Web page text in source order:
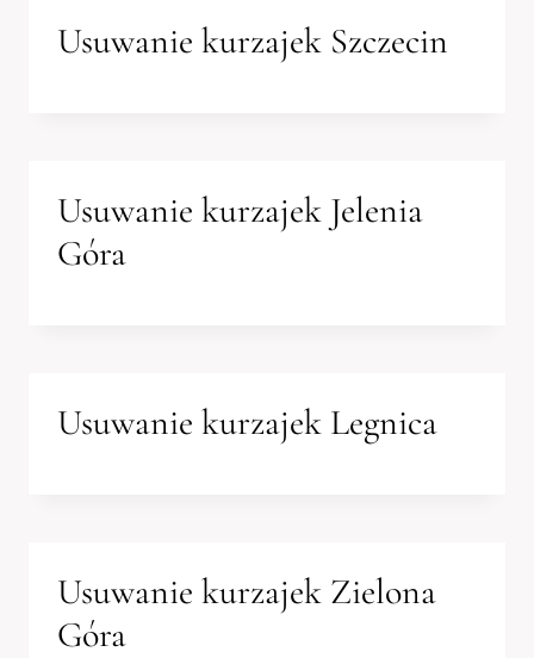
Usuwanie kurzajek Szczecin
Usuwanie kurzajek Jelenia
Góra
Usuwanie kurzajek Legnica
Usuwanie kurzajek Zielona
Góra